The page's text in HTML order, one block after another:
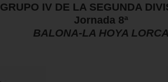
GRUPO IV DE LA SEGUNDA
Jornada 8ª
BALONA-LA HOYA LORCA